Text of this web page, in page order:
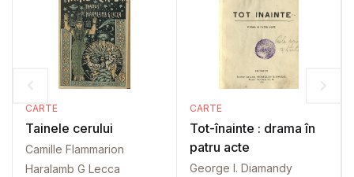
CARTE
Tainele cerului
Camille Flammarion
Haralamb G Lecca
CARTE
Tot-înainte : drama în
patru acte
George I. Diamandy